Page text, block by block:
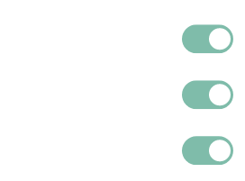
är sedan 1988 en ledande